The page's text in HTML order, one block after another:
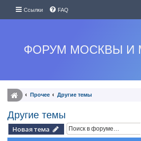
Ссылки FAQ
ФОРУМ МОСКВЫ И
Прочее Другие темы
Другие темы
Новая тема